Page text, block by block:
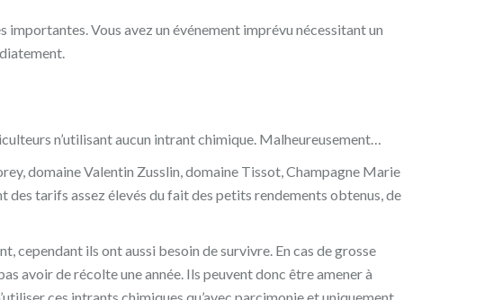
Vous avez un événement imprévu nécessitant un
n’utilisant aucun intrant chimique. Malheureusement…
domaine Valentin Zusslin, domaine Tissot, Champagne Marie
tarifs assez élevés du fait des petits rendements obtenus, de
cependant ils ont aussi besoin de survivre. En cas de grosse
avoir de récolte une année. Ils peuvent donc être amener à